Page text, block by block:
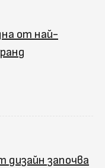
от най-
дизайн започва